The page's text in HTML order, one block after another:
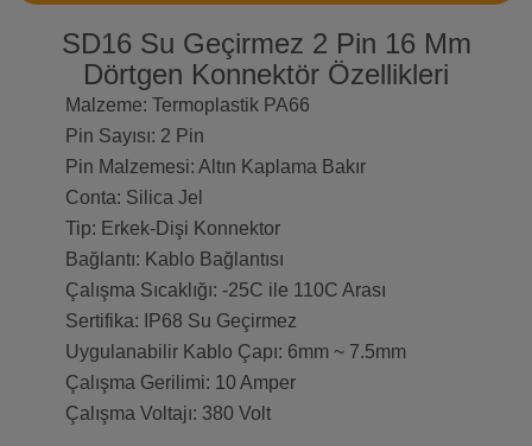
SD16 Su Geçirmez 2 Pin 16 Mm
Dörtgen Konnektör Özellikleri
Malzeme: Termoplastik PA66
Pin Sayısı: 2 Pin
Pin Malzemesi: Altın Kaplama Bakır
Conta: Silica Jel
Tip: Erkek-Dişi Konnektor
Bağlantı: Kablo Bağlantısı
Çalışma Sıcaklığı: -25C ile 110C Arası
Sertifika: IP68 Su Geçirmez
Uygulanabilir Kablo Çapı: 6mm ~ 7.5mm
Çalışma Gerilimi: 10 Amper
Çalışma Voltajı: 380 Volt